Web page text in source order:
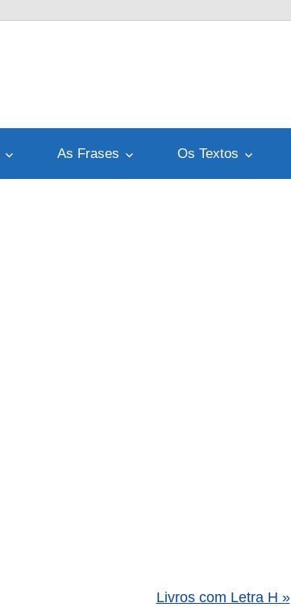
As Frases Os Textos
Livros com Letra H »